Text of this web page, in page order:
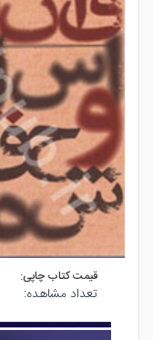
قیمت کتاب چاپی:
تعداد مشاهده: